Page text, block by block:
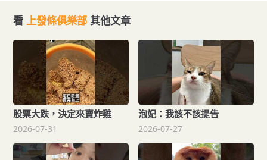
看 上發條俱樂部 其他文章
股票大跌，決定來賣炸雞
2026-07-31
泡妃：我該不該提告
2026-07-27